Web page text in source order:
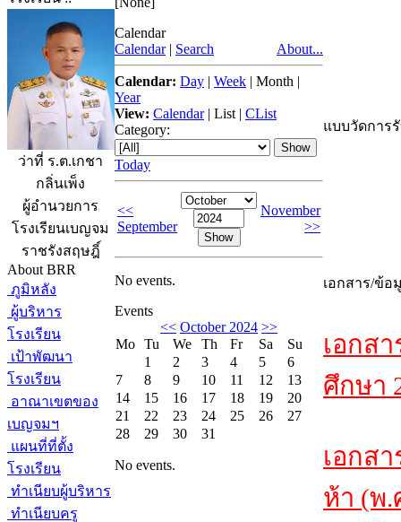
ว่าที่ ร.ต.เกชา
กลิ่นเพ็ง
ผู้อำนวยการ
โรงเรียนเบญจม
ราชรังสฤษฎิ์
About BRR
ภูมิหลัง
ผู้บริหาร
โรงเรียน
เป้าพัฒนา
โรงเรียน
อาณาเขตของ
เบญจมฯ
แผนที่ที่ตั้ง
โรงเรียน
ทำเนียบผู้บริหาร
ทำเนียบครู
Calendar
Calendar | Search About...
Calendar: Day | Week | Month |
Year
View: Calendar| List | CList
Category:
Today
<<
September
November
>>
No events.
Events
<< October 2024 >>
Mo Tu We Th Fr Sa
Su
1
2 3 4 5
6
7
8 9 10 11 12
13
14
15 16 17 18 19
20
21
22 23 24 25 26
27
28
29 30 31
No events.
แบบวัดการ
เอกสาร/ข้อ
เอกส
ศึกษา
เอกส
ห้า (พ.